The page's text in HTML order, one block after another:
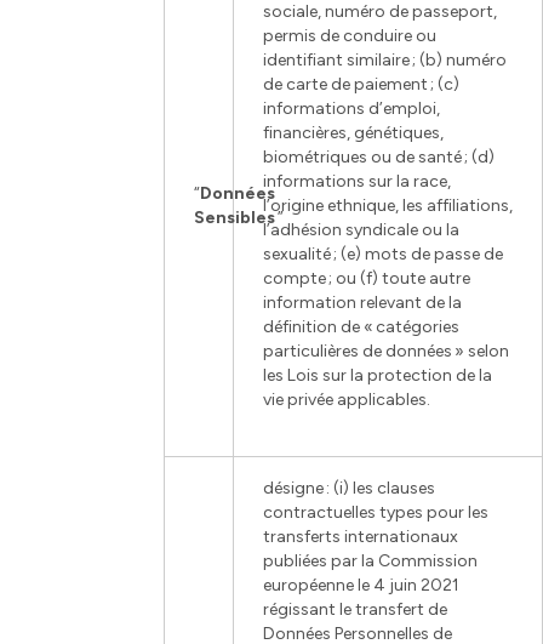
“Données
Sensibles”
sociale, numéro de passeport,
permis de conduire ou
identifiant similaire ; (b) numéro
de carte de paiement ; (c)
informations d’emploi,
financières, génétiques,
biométriques ou de santé ; (d)
informations sur la race,
l’origine ethnique, les affiliations,
l’adhésion syndicale ou la
sexualité ; (e) mots de passe de
compte ; ou (f) toute autre
information relevant de la
définition de « catégories
particulières de données » selon
les Lois sur la protection de la
vie privée applicables.
désigne : (i) les clauses
contractuelles types pour les
transferts internationaux
publiées par la Commission
européenne le 4 juin 2021
régissant le transfert de
Données Personnelles de